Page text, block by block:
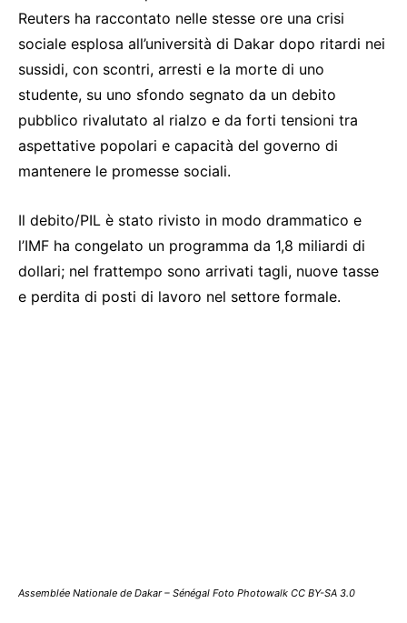
Reuters ha raccontato nelle stesse ore una crisi
sociale esplosa all’università di Dakar dopo ritardi nei
sussidi, con scontri, arresti e la morte di uno
studente, su uno sfondo segnato da un debito
pubblico rivalutato al rialzo e da forti tensioni tra
aspettative popolari e capacità del governo di
mantenere le promesse sociali.
Il debito/PIL è stato rivisto in modo drammatico e
l’IMF ha congelato un programma da 1,8 miliardi di
dollari; nel frattempo sono arrivati tagli, nuove tasse
e perdita di posti di lavoro nel settore formale.
Assemblée Nationale de Dakar – Sénégal Foto Photowalk CC BY-SA 3.0